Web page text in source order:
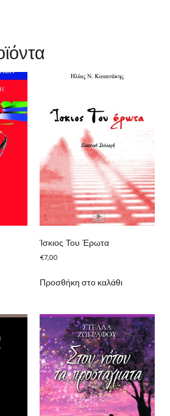
Ίσκιος Του Έρωτα
€7,00
Προσθήκη στο καλάθι